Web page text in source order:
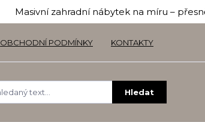
Masivní zahradní nábytek na míru –
OBCHODNÍ PODMÍNKY KONTAKTY
Hledat